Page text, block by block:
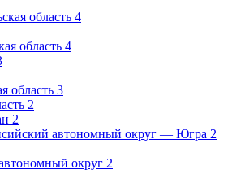
область 4
область 4
область 3
2
2
автономный округ — Югра 2
округ 2